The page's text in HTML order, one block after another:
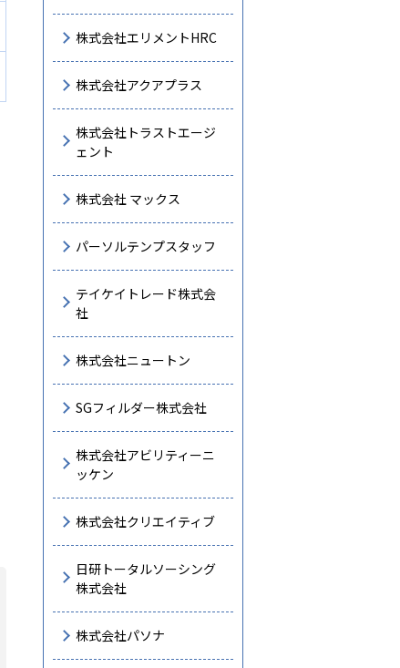
株式会社エリメントHRC
株式会社アクアプラス
株式会社トラストエージ
ェント
株式会社 マックス
パーソルテンプスタッフ
テイケイトレード株式会
社
株式会社ニュートン
SGフィルダー株式会社
株式会社アビリティーニ
ッケン
株式会社クリエイティブ
日研トータルソーシング
株式会社
株式会社パソナ